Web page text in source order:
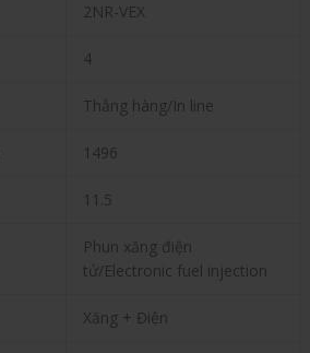
2NR-VEX
4
Thẳng hàng/In line
1496
11.5
Phun xăng điện
tử/Electronic fuel injection
Xăng + Điện